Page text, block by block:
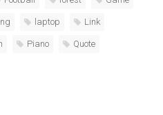
laptop Link
Piano Quote